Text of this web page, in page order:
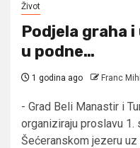
Život
Podjela graha
u podne…
1 godina ago Franc
- Grad Beli Manastir i
organiziraju proslavu 1.
Šećeranskom jezeru uz